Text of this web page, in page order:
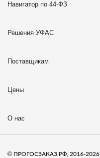
Навигатор по 44-ФЗ
Решения УФАС
Поставщикам
Цены
О нас
© ПРОГОСЗАКАЗ.РФ, 2016-2026